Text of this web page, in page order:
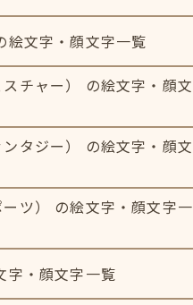
絵文字・顔文字一覧
チャー） の絵文字・顔文
タジー） の絵文字・顔文
ツ） の絵文字・顔文字一
字・顔文字一覧